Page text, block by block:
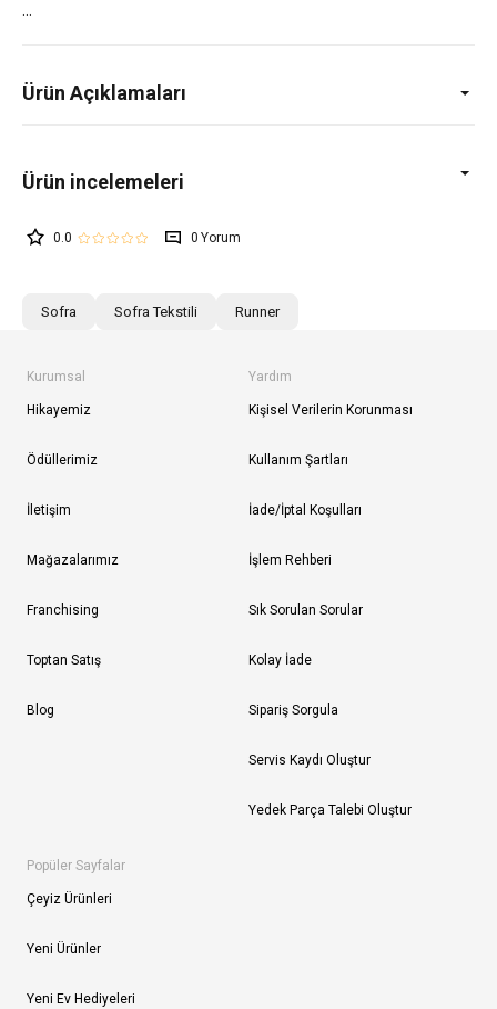
Ürün Açıklamaları
0.0 0
Sofra Sofra Tekstili Runner
Kurumsal
Hikayemiz
Ödüllerimiz
İletişim
Mağazalarımız
Franchising
Toptan Satış
Blog
Yardım
Kişisel Verilerin Korunması
Kullanım Şartları
İade/İptal Koşulları
İşlem Rehberi
Sık Sorulan Sorular
Kolay İade
Sipariş Sorgula
Servis Kaydı Oluştur
Yedek Parça Talebi Oluştur
Popüler Sayfalar
Çeyiz Ürünleri
Yeni Ürünler
Yeni Ev Hediyeleri